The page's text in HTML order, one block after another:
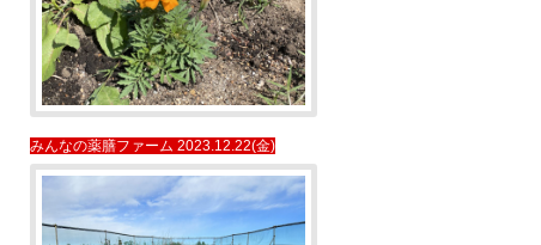
みんなの薬膳ファーム 2023.12.22(金)